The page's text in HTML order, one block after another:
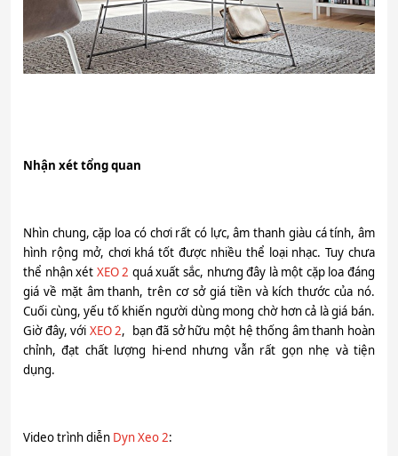
Nhận xét tổng quan
Nhìn chung, cặp loa có chơi rất có lực, âm thanh giàu cá tính, âm
hình rộng mở, chơi khá tốt được nhiều thể loại nhạc. Tuy chưa
thể nhận xét XEO 2 quá xuất sắc, nhưng đây là một cặp loa đáng
giá về mặt âm thanh, trên cơ sở giá tiền và kích thước của nó.
Cuối cùng, yếu tố khiến người dùng mong chờ hơn cả là giá bán.
Giờ đây, với XEO 2, bạn đã sở hữu một hệ thống âm thanh hoàn
chỉnh, đạt chất lượng hi-end nhưng vẫn rất gọn nhẹ và tiện
dụng.
Video trình diễn Dyn Xeo 2: